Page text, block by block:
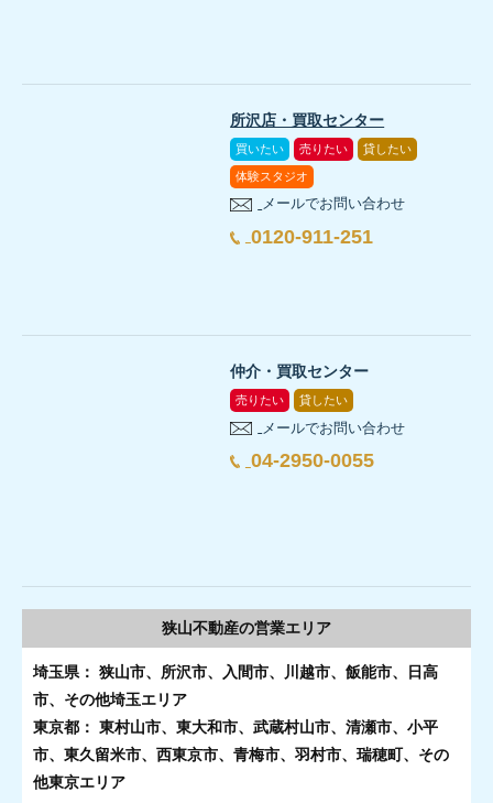
所沢店・買取センター
買いたい 売りたい 貸したい
体験スタジオ
メールでお問い合わせ
0120-911-251
仲介・買取センター
売りたい 貸したい
メールでお問い合わせ
04-2950-0055
狭山不動産の営業エリア
埼玉県： 狭山市、所沢市、入間市、川越市、飯能市、日高
市、その他埼玉エリア
東京都： 東村山市、東大和市、武蔵村山市、清瀬市、小平
市、東久留米市、西東京市、青梅市、羽村市、瑞穂町、その
他東京エリア